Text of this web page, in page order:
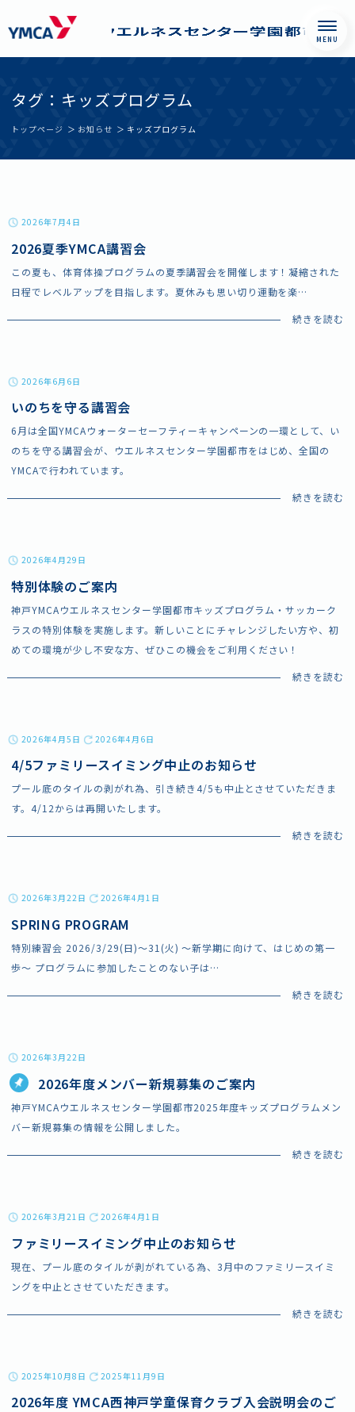
ネスセンター学園
タグ：キッズプログラム
トップページ お知らせ キッズプログラム
2026年7月4日
2026夏季YMCA講習会
この夏も、体育体操プログラムの夏季講習会を開催します！凝縮された
日程でレベルアップを目指します。夏休みも思い切り運動を楽…
2026年6月6日
いのちを守る講習会
6月は全国YMCAウォーターセーフティーキャンペーンの一環として、い
のちを守る講習会が、ウエルネスセンター学園都市をはじめ、全国の
YMCAで行われています。
2026年4月29日
特別体験のご案内
神戸YMCAウエルネスセンター学園都市キッズプログラム・サッカーク
ラスの特別体験を実施します。新しいことにチャレンジしたい方や、初
めての環境が少し不安な方、ぜひこの機会をご利用ください！
2026年4月5日 2026年4月6日
4/5ファミリースイミング中止のお知らせ
プール底のタイルの剥がれ為、引き続き4/5も中止とさせていただきま
す。4/12からは再開いたします。
2026年3月22日 2026年4月1日
SPRING PROGRAM
特別練習会 2026/3/29(日)～31(火) ～新学期に向けて、はじめの第一
歩～ プログラムに参加したことのない子は…
2026年3月22日
2026年度メンバー新規募集のご案内
神戸YMCAウエルネスセンター学園都市2025年度キッズプログラムメン
バー新規募集の情報を公開しました。
2026年3月21日 2026年4月1日
ファミリースイミング中止のお知らせ
現在、プール底のタイルが剥がれている為、3月中のファミリースイミ
ングを中止とさせていただきます。
2025年10月8日 2025年11月9日
2026年度 YMCA西神戸学童保育クラブ入会説明会のご